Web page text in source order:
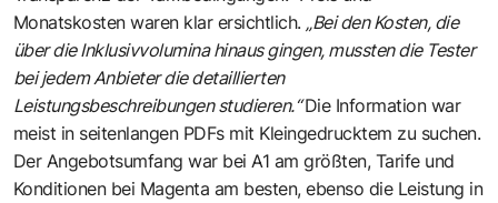
Monatskosten waren klar ersichtlich. „Bei den Kosten, die
über die Inklusivvolumina hinaus gingen, mussten die Tester
bei jedem Anbieter die detaillierten
Leistungsbeschreibungen studieren.“Die Information war
meist in seitenlangen PDFs mit Kleingedrucktem zu suchen.
Der Angebotsumfang war bei A1 am größten, Tarife und
Konditionen bei Magenta am besten, ebenso die Leistung in